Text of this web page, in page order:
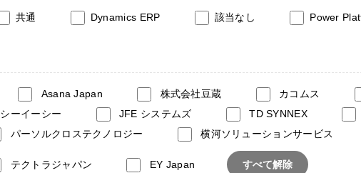
共通 Dynamics ERP 該当なし Power
Asana Japan 株式会社豆蔵 カコムス
シーイーシー JFE システムズ TD SYNNEX
パーソルクロステクノロジー 横河ソリューションサービス
テクトラジャパン EY Japan すべて解除